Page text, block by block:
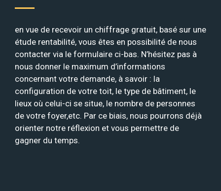
en vue de recevoir un chiffrage gratuit, basé sur une
étude rentabilité, vous êtes en possibilité de nous
contacter via le formulaire ci-bas. N’hésitez pas à
nous donner le maximum d’informations
concernant votre demande, à savoir : la
configuration de votre toit, le type de bâtiment, le
lieux où celui-ci se situe, le nombre de personnes
de votre foyer,etc. Par ce biais, nous pourrons déjà
orienter notre réflexion et vous permettre de
gagner du temps.